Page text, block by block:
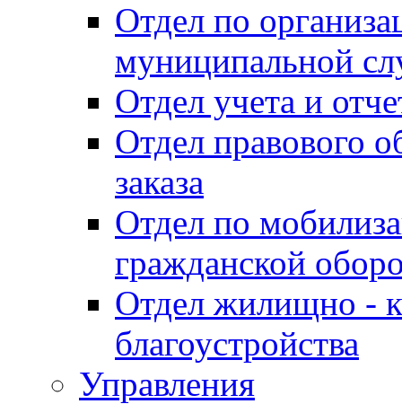
Отдел по
муниципальной
Отдел учета и
Отдел правового
заказа
Отдел по
гражданской
Отдел жилищно -
благоустройства
Управления